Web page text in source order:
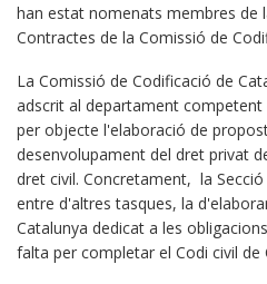
han estat nomenats membres de
Contractes de la Comissió de
La Comissió de Codificació de
adscrit al departament
per objecte l'elaboració de
desenvolupament del dret privat
dret civil. Concretament, la
entre d'altres tasques, la
Catalunya dedicat a les
falta per completar el Codi civil de